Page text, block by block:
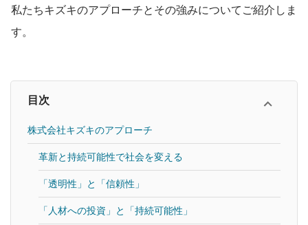
私たちキズキのアプローチとその強みについてご紹介しま
す。
目次
株式会社キズキのアプローチ
革新と持続可能性で社会を変える
「透明性」と「信頼性」
「人材への投資」と「持続可能性」